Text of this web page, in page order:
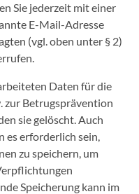
Sie jederzeit mit einer
E-Mail-Adresse
(vgl. oben unter § 2)
Daten für die
zur Betrugsprävention
sie gelöscht. Auch
es erforderlich sein,
zu speichern, um
Speicherung kann im